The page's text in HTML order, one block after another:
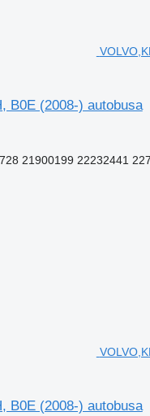
B0E (2008-) autobusa
21900199 22232441
B0E (2008-) autobusa